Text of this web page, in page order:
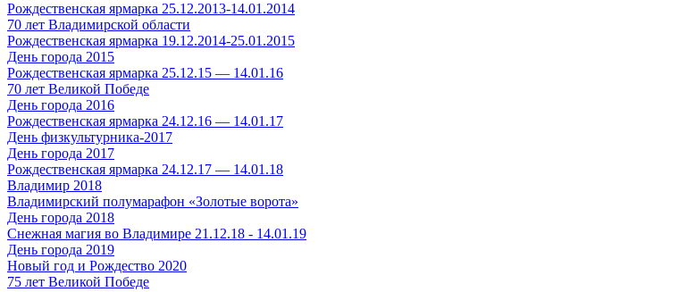
Рождественская ярмарка 25.12.2013-14.01.2014
70 лет Владимирской области
Рождественская ярмарка 19.12.2014-25.01.2015
День города 2015
Рождественская ярмарка 25.12.15 — 14.01.16
70 лет Великой Победе
День города 2016
Рождественская ярмарка 24.12.16 — 14.01.17
День физкультурника-2017
День города 2017
Рождественская ярмарка 24.12.17 — 14.01.18
Владимир 2018
Владимирский полумарафон «Золотые ворота»
День города 2018
Снежная магия во Владимире 21.12.18 - 14.01.19
День города 2019
Новый год и Рождество 2020
75 лет Великой Победе